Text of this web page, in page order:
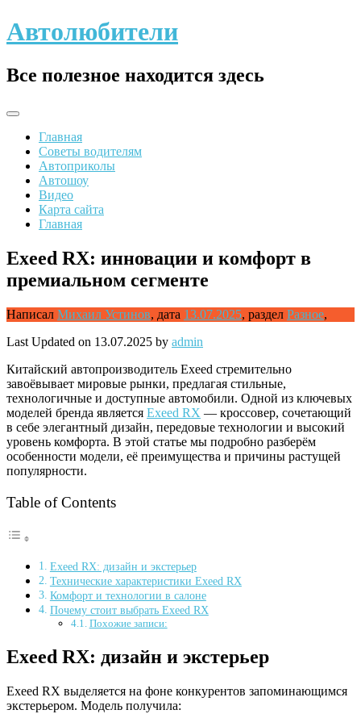
Skip
to
Автолюбители
Все полезное находится здесь
Главная
Советы водителям
Автоприколы
Автошоу
Видео
Карта сайта
Главная
Exeed RX: инновации и комфорт в
премиальном сегменте
Написал Михаил Устинов, дата 13.07.2025, раздел Разное,
Last Updated on 13.07.2025 by admin
Китайский автопроизводитель Exeed стремительно
завоёвывает мировые рынки, предлагая стильные,
технологичные и доступные автомобили. Одной из ключевых
моделей бренда является Exeed RX — кроссовер, сочетающий
в себе элегантный дизайн, передовые технологии и высокий
уровень комфорта. В этой статье мы подробно разберём
особенности модели, её преимущества и причины растущей
популярности.
Table of Contents
Exeed RX: дизайн и экстерьер
Технические характеристики Exeed RX
Комфорт и технологии в салоне
Почему стоит выбрать Exeed RX
Похожие записи:
Exeed RX: дизайн и экстерьер
Exeed RX выделяется на фоне конкурентов запоминающимся
экстерьером. Модель получила: